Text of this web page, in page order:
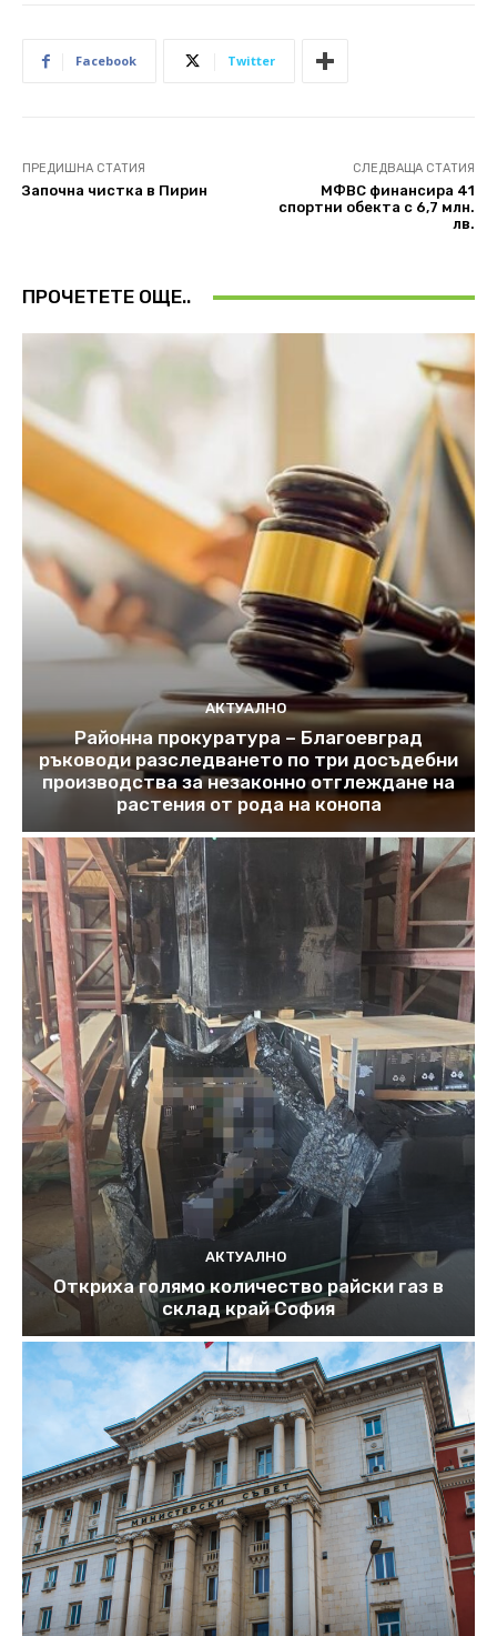
Facebook Twitter
ПРЕДИШНА СТАТИЯ
Започна чистка в Пирин
СЛЕДВАЩА СТАТИЯ
МФВС финансира 41
спортни обекта с 6,7 млн.
лв.
ПРОЧЕТЕТЕ ОЩЕ..
АКТУАЛНО
Районна прокуратура – Благоевград
ръководи разследването по три досъдебни
производства за незаконно отглеждане на
растения от рода на конопа
АКТУАЛНО
Откриха голямо количество райски газ в
склад край София